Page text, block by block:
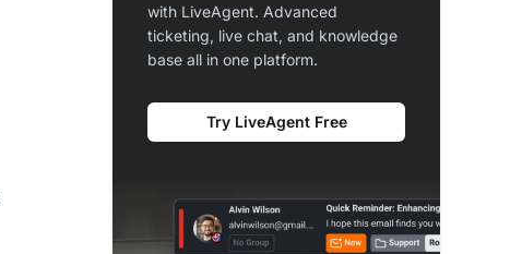
with LiveAgent. Advanced
ticketing, live chat, and knowledge
base all in one platform.
Try LiveAgent Free